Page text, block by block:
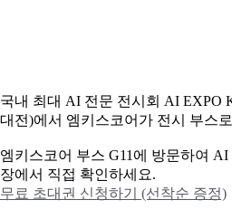
국내 최대 AI 전문 전시회 AI EXPO
대전)에서 엠키스코어가 전시 부스
엠키스코어 부스 G11에 방문하여 AI
장에서 직접 확인하세요.
무료 초대권 신청하기 (선착순 증정)